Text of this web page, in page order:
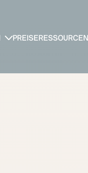
PREISE RESSOURCEN